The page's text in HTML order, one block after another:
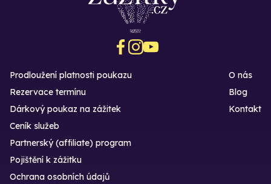
Prodloužení platnosti poukazu
Rezervace termínu
Dárkový poukaz na zážitek
O nás
Blog
Kontakt
Ceník služeb
Partnerský (affiliate) program
Pojištění k zážitku
Ochrana osobních údajů